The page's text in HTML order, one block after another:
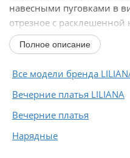
навесными пуговками в
отрезное с
присборен на резинке...
Полное описание
Все модели бренда
Вечерние платья LILIANA
Вечерние платья
Нарядные